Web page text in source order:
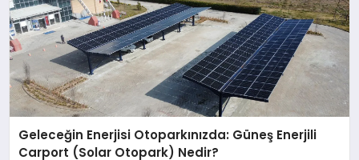
Geleceğin Enerjisi Otoparkınızda: Güneş Enerjili
Carport (Solar Otopark) Nedir?